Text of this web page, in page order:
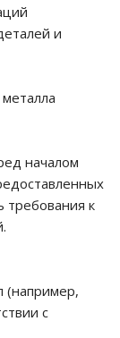
и
началом
требования к
(например,
с